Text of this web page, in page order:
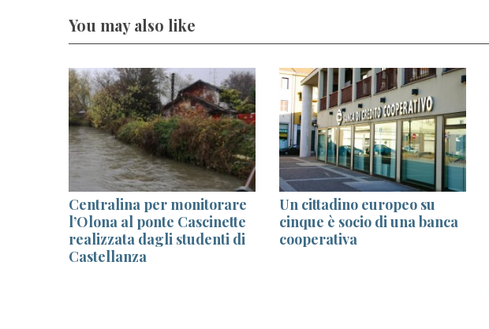
You may also like
Centralina per monitorare
l’Olona al ponte Cascinette
realizzata dagli studenti di
Castellanza
Un cittadino europeo su
cinque è socio di una banca
cooperativa